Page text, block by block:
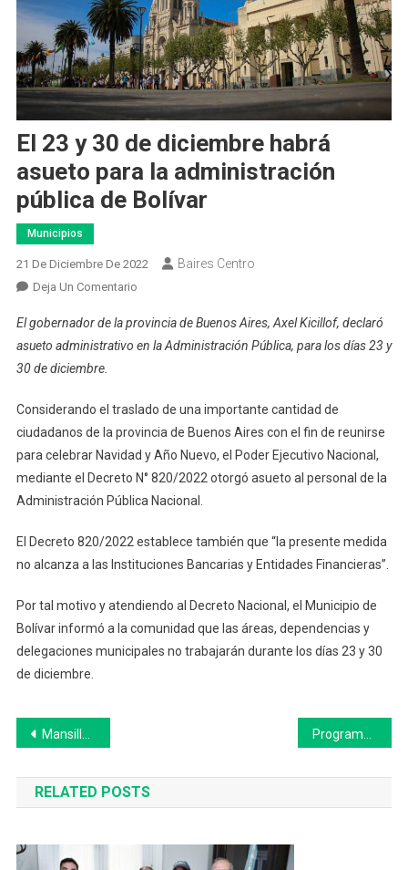
El 23 y 30 de diciembre habrá
asueto para la administración
pública de Bolívar
Municipios
21 De Diciembre De 2022 Baires Centro
Deja Un ComentarioEn
23
Y
Diciembre
Habrá
Asueto
Para
La
Pública
De
El gobernador de la provincia de Buenos Aires, Axel Kicillof, declaró
asueto administrativo en la Administración Pública, para los días 23 y
30 de diciembre.
Considerando el traslado de una importante cantidad de
ciudadanos de la provincia de Buenos Aires con el fin de reunirse
para celebrar Navidad y Año Nuevo, el Poder Ejecutivo Nacional,
mediante el Decreto N° 820/2022 otorgó asueto al personal de la
Administración Pública Nacional.
El Decreto 820/2022 establece también que “la presente medida
no alcanza a las Instituciones Bancarias y Entidades Financieras”.
Por tal motivo y atendiendo al Decreto Nacional, el Municipio de
Bolívar informó a la comunidad que las áreas, dependencias y
delegaciones municipales no trabajarán durante los días 23 y 30
de diciembre.
Navegación
de
entradas
Mansilla: “Estamos trabajando para tratar de terminar con los ruidos molestos”
RELATED POSTS